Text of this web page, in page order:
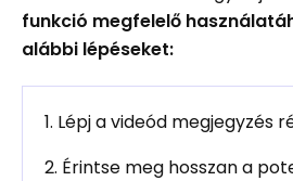
funkció megfelelő
alábbi lépéseket:
1. Lépj a videód megjegyzés
2. Érintse meg hosszan a